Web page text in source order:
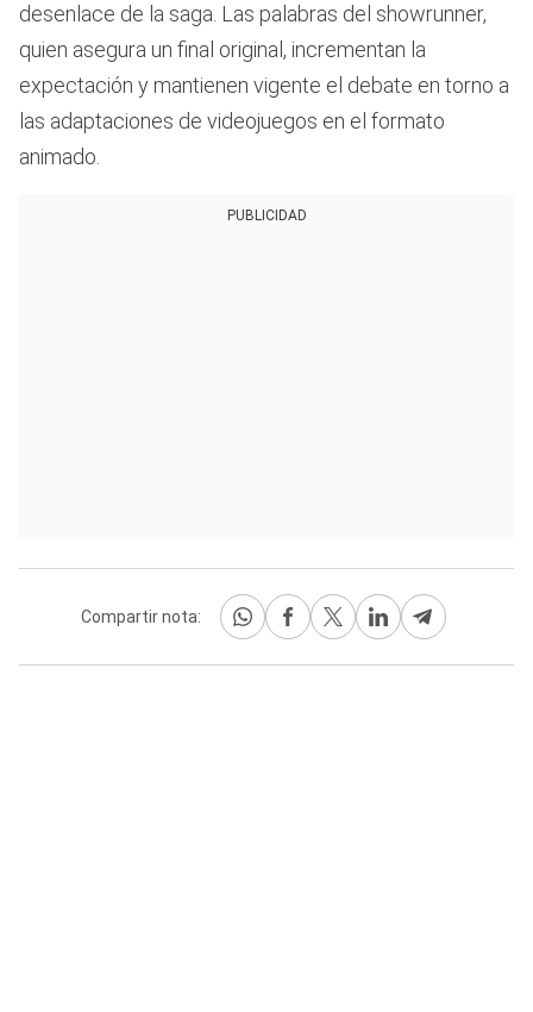
desenlace de la saga. Las palabras del showrunner,
quien asegura un final original, incrementan la
expectación y mantienen vigente el debate en torno a
las adaptaciones de videojuegos en el formato
animado.
PUBLICIDAD
Compartir nota: